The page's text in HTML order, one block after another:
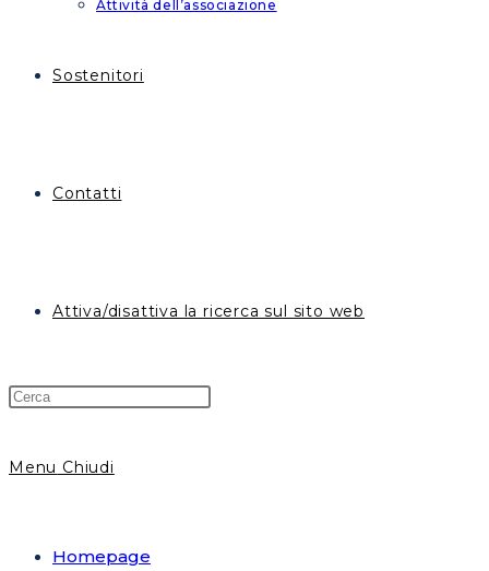
Attività dell’associazione
Sostenitori
Contatti
Attiva/disattiva la ricerca sul sito web
Menu Chiudi
Homepage